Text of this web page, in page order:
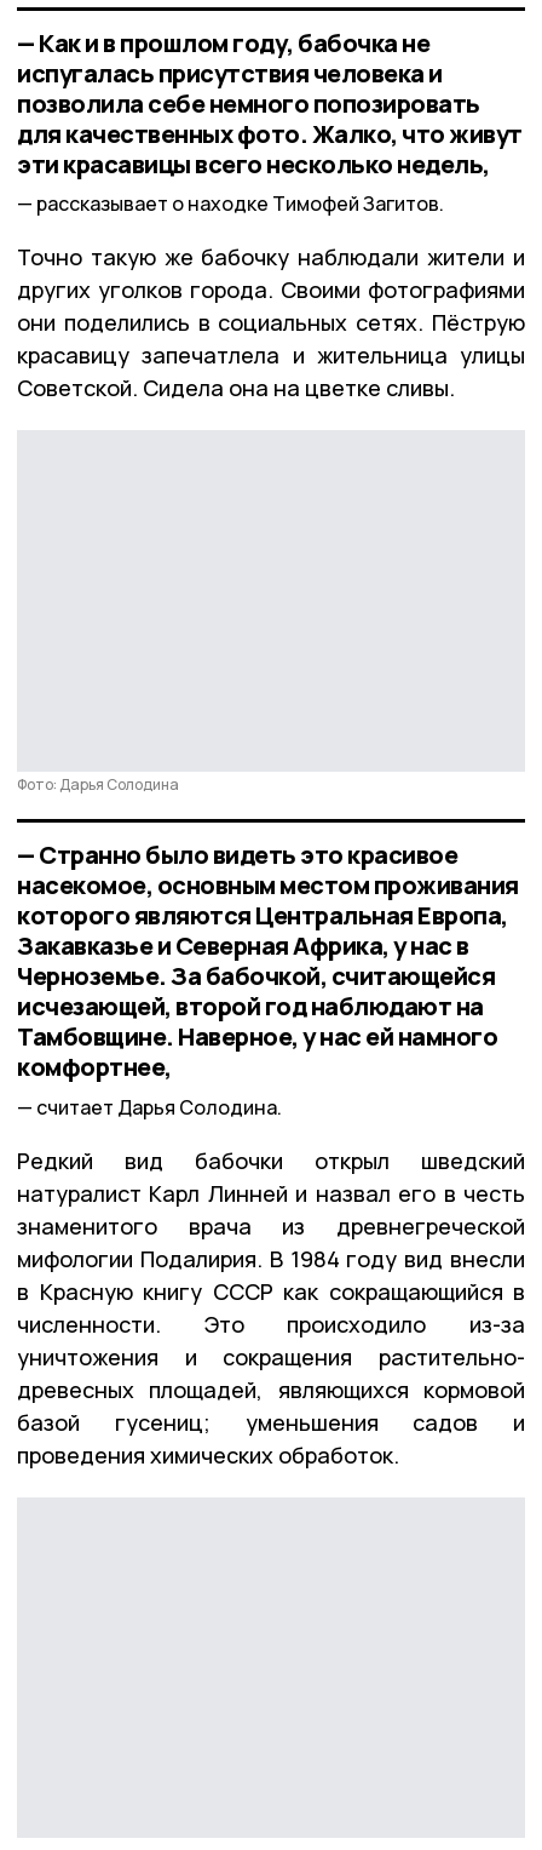
— Как и в прошлом году, бабочка не
испугалась присутствия человека и
позволила себе немного попозировать
для качественных фото. Жалко, что живут
эти красавицы всего несколько недель,
рассказывает о находке Тимофей Загитов.
Точно такую же бабочку наблюдали жители и
других уголков города. Своими фотографиями
они поделились в социальных сетях. Пёструю
красавицу запечатлела и жительница улицы
Советской. Сидела она на цветке сливы.
Фото: Дарья Солодина
— Странно было видеть это красивое
насекомое, основным местом проживания
которого являются Центральная Европа,
Закавказье и Северная Африка, у нас в
Черноземье. За бабочкой, считающейся
исчезающей, второй год наблюдают на
Тамбовщине. Наверное, у нас ей намного
комфортнее,
считает Дарья Солодина.
Редкий вид бабочки открыл шведский
натуралист Карл Линней и назвал его в честь
знаменитого врача из древнегреческой
мифологии Подалирия. В 1984 году вид внесли
в Красную книгу СССР как сокращающийся в
численности. Это происходило из-за
уничтожения и сокращения растительно-
древесных площадей, являющихся кормовой
базой гусениц; уменьшения садов и
проведения химических обработок.